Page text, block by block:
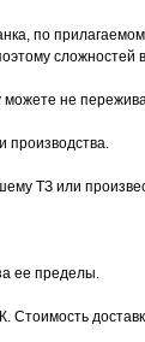
по
сложностей
не
производства.
ТЗ или
ее пределы.